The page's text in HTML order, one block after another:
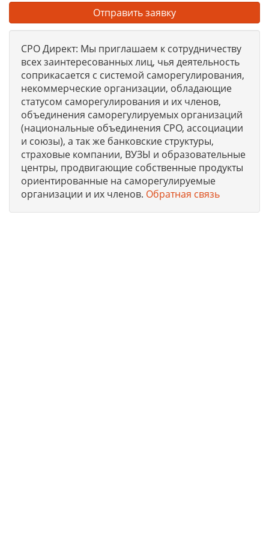
Отправить заявку
СРО Директ: Мы приглашаем к сотрудничеству
всех заинтересованных лиц, чья деятельность
соприкасается с системой саморегулирования,
некоммерческие организации, обладающие
статусом саморегулирования и их членов,
объединения саморегулируемых организаций
(национальные объединения СРО, ассоциации
и союзы), а так же банковские структуры,
страховые компании, ВУЗЫ и образовательные
центры, продвигающие собственные продукты
ориентированные на саморегулируемые
организации и их членов. Обратная связь